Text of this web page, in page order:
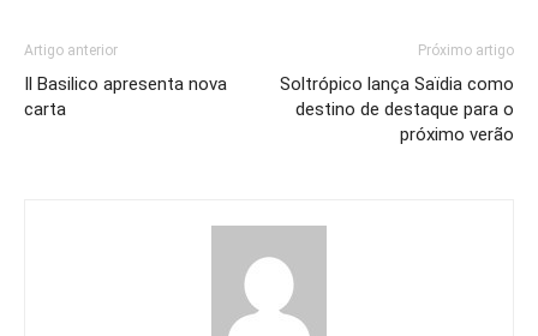
Artigo anterior
Il Basilico apresenta nova
carta
Próximo artigo
Soltrópico lança Saïdia como
destino de destaque para o
próximo verão